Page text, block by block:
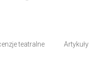
teatralne Artykuły